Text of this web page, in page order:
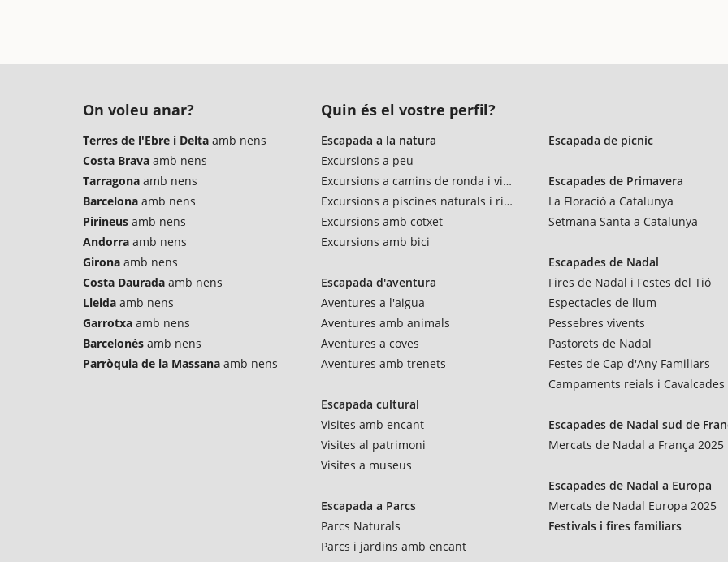
On voleu anar?
Terres de l'Ebre i Delta amb nens
Costa Brava amb nens
Tarragona amb nens
Barcelona amb nens
Pirineus amb nens
Andorra amb nens
Girona amb nens
Costa Daurada amb nens
Lleida amb nens
Garrotxa amb nens
Barcelonès amb nens
Parròquia de la Massana amb nens
Quin és el vostre perfil?
Escapada a la natura
Excursions a peu
Excursions a camins de ronda i vies verdes
Excursions a piscines naturals i rius
Excursions amb cotxet
Excursions amb bici
Escapada d'aventura
Aventures a l'aigua
Aventures amb animals
Aventures a coves
Aventures amb trenets
Escapada cultural
Visites amb encant
Visites al patrimoni
Visites a museus
Escapada a Parcs
Parcs Naturals
Parcs i jardins amb encant
Escapada de pícnic
Escapades de Primavera
La Floració a Catalunya
Setmana Santa a Catalunya
Escapades de Nadal
Fires de Nadal i Festes del Tió
Espectacles de llum
Pessebres vivents
Pastorets de Nadal
Festes de Cap d'Any Familiars
Campaments reials i Cavalcades
Escapades de Nadal sud de
Mercats de Nadal a França 2025
Escapades de Nadal a Europa
Mercats de Nadal Europa 2025
Festivals i fires familiars